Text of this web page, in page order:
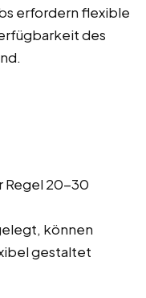
erfordern flexible
des
Regel 20-30
können
gestaltet